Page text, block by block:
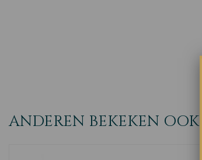
ANDEREN BEKEKEN OOK